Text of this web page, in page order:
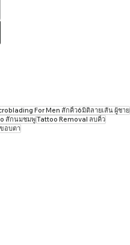
For Men สักคิ้ว6มิติลายเส้น ผู้ชาย
สักนมชมพูTattoo ​Removal ลบคิ้ว
อบตา